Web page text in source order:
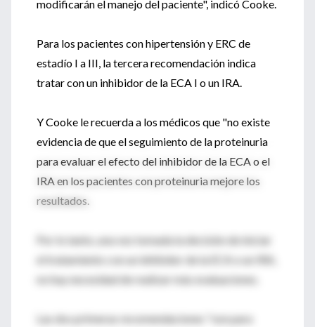
modificarán el manejo del paciente", indicó Cooke.
Para los pacientes con hipertensión y ERC de
estadío I a III, la tercera recomendación indica
tratar con un inhibidor de la ECA I o un IRA.
Y Cooke le recuerda a los médicos que "no existe
evidencia de que el seguimiento de la proteinuria
para evaluar el efecto del inhibidor de la ECA o el
IRA en los pacientes con proteinuria mejore los
resultados.
Por lo tanto, una vez tomada la decisión de iniciar
el tratamiento con un inhibidor de la ECA o un IRA,
no hay necesidad de realizar más evaluaciones.
Las dos primeras recomendaciones "son para